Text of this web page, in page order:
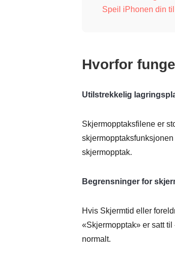
Speil iPhonen din
Hvorfor
Utilstrekkelig
Skjermopptaksfilene er
skjermopptak.
Begrensninger for
Hvis Skjermtid eller
«Skjermopptak» er satt
normalt.